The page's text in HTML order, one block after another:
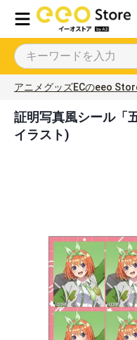
アニメグッズECのeeo
証明写真風シール「
イラスト)